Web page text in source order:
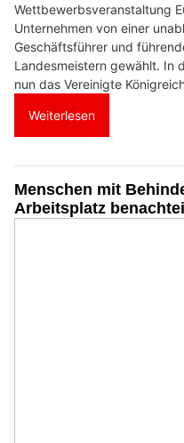
Wettbewerbsveranstaltung
Unternehmen von einer
Geschäftsführer und
Landesmeistern gewählt. In
nun das Vereinigte
Weiterlesen
Menschen mit
Arbeitsplatz